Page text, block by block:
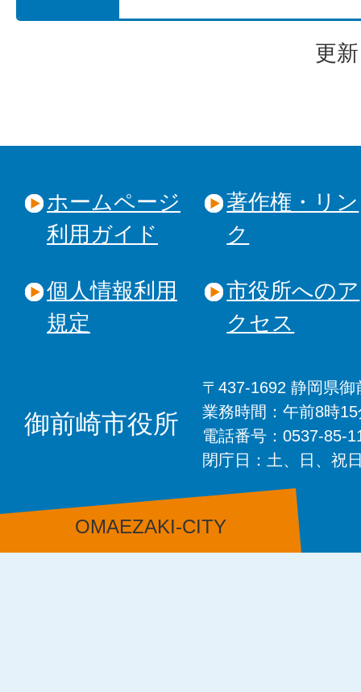
更
ホームページ
利用ガイド
著作権・リン
ク
個人情報利用
規定
市役所へのア
クセス
御前崎市役所
〒437-1692 静岡県
業務時間：午前8時
電話番号：0537-85-
閉庁日：土、日、祝
OMAEZAKI-CITY